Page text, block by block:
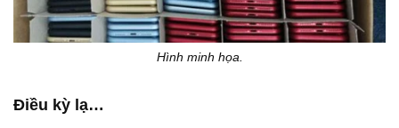
Hình minh họa.
Điều kỳ lạ…